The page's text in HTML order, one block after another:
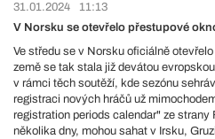
31.01.2024
11:13
V Norsku se otevřelo přestupové
Ve středu se v Norsku oficiálně
země se tak stala již devátou
v rámci těch soutěží, kde sezónu
registraci nových hráčů už
registration periods calendar" ze
několika dny, mohou sahat v Irsku,